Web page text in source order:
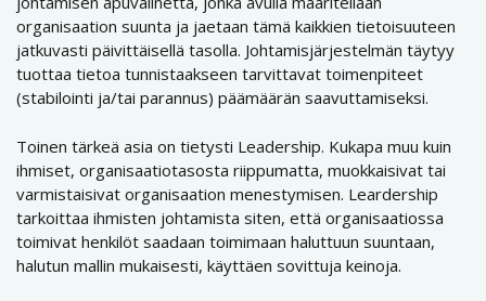
organisaation suunta ja jaetaan tämä kaikkien tietoisuuteen
jatkuvasti päivittäisellä tasolla. Johtamisjärjestelmän täytyy
tuottaa tietoa tunnistaakseen tarvittavat toimenpiteet
(stabilointi ja/tai parannus) päämäärän saavuttamiseksi.
Toinen tärkeä asia on tietysti Leadership. Kukapa muu kuin
ihmiset, organisaatiotasosta riippumatta, muokkaisivat tai
varmistaisivat organisaation menestymisen. Leardership
tarkoittaa ihmisten johtamista siten, että organisaatiossa
toimivat henkilöt saadaan toimimaan haluttuun suuntaan,
halutun mallin mukaisesti, käyttäen sovittuja keinoja.